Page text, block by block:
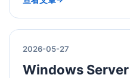
2026-05-27
Windows